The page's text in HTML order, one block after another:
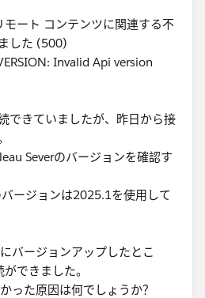
モート コンテンツに関連する不
した (500)
Invalid Api version
できていましたが、昨日から接
Severのバージョンを確認す
ージョンは2025.1を使用して
バージョンアップしたとこ
できました。
った原因は何でしょうか？